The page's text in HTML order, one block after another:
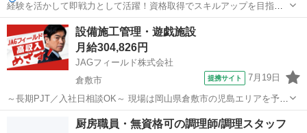
経験を活かして即戦力として活躍！資格取得でスキルアップを目指せ
る★残業ほぼなしでプライベート充実 ＼猛暑対策実施中／ 涼しい自宅
からスマホで『WEB登録』OK！ 当社では【WEB面談（カジュアル登
録）】を 導入しています...
岡山 津山市 その他
設備施工管理・遊戯施設
月給304,826円
JAGフィールド株式会社
倉敷市
提携サイト 7月19日
～長期PJT／入社日相談OK～ 現場は岡山県倉敷市の児島エリアを予定
しておりますが、最寄り駅から離れているので車通勤が便利です。 (担
当プロジェクト) サブコンの支店管轄工事になります。 物件：遊戯施
倉敷市 その他
厨房職員・無資格可の調理師/調理スタッフ